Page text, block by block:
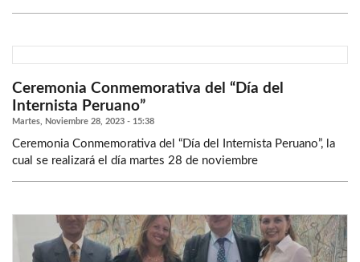
Ceremonia Conmemorativa del “Día del
Internista Peruano”
Martes, Noviembre 28, 2023 - 15:38
Ceremonia Conmemorativa del “Día del Internista Peruano”, la
cual se realizará el día martes 28 de noviembre